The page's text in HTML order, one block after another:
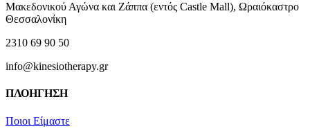
Μακεδονικού Αγώνα και Ζάππα (εντός Castle Mall), Ωραιόκαστρο
Θεσσαλονίκη
2310 69 90 50
info@kinesiotherapy.gr
ΠΛΟΗΓΗΣΗ
Ποιοι Είμαστε